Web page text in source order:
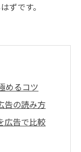
ずです。
めるコツ
告の読み方
広告で比較
のポイント